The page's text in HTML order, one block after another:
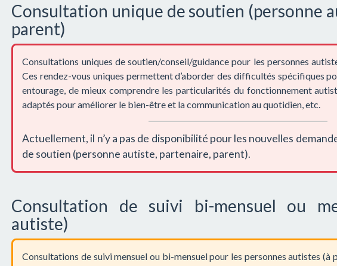
Consultation unique de soutien (personne
parent)
Consultations uniques de soutien/conseil/guidance pour les personnes
Ces rendez-vous uniques permettent d’aborder des difficultés spécifiques
entourage, de mieux comprendre les particularités du fonctionnement
adaptés pour améliorer le bien-être et la communication au quotidien, etc.
Actuellement, il n’y a pas de disponibilité pour les nouvelles
de soutien (personne autiste, partenaire, parent).
Consultation de suivi bi-mensuel ou
autiste)
Consultations de suivi mensuel ou bi-mensuel pour les personnes autistes (à